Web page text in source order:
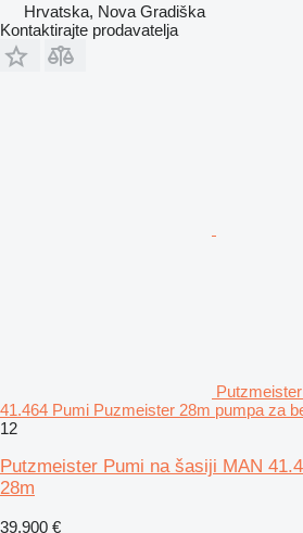
Hrvatska, Nova Gradiška
Kontaktirajte prodavatelja
41.464 Pumi Puzmeister 28m pumpa za
12
Putzmeister Pumi na šasiji MAN
28m
39.900 €